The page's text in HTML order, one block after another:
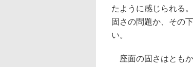
たように感じられる
固さの問題か、その
い。
座面の固さはとも